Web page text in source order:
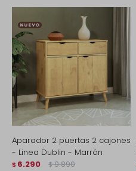
Aparador 2 puertas 2 cajones
- Linea Dublin - Marrón
$ 6.290 $ 9.890